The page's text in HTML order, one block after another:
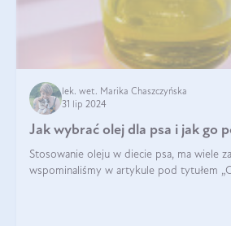
lek. wet. Marika Chaszczyńska
31 lip 2024
Jak wybrać olej dla psa i jak go
Stosowanie oleju w diecie psa, ma wiele
wspominaliśmy w artykule pod tytułem